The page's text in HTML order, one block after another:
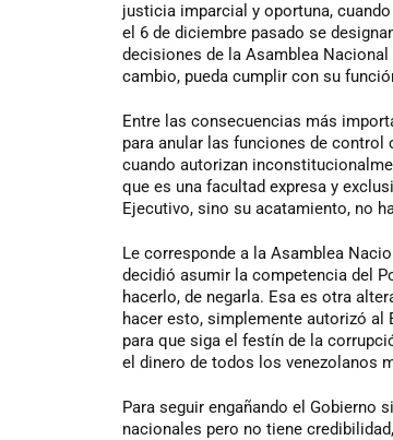
justicia imparcial y oportuna,
el 6 de diciembre pasado se
decisiones de la Asamblea
cambio, pueda cumplir con su
Entre las consecuencias más
para anular las funciones de
cuando autorizan
que es una facultad expresa y
Ejecutivo, sino su acatamiento, no
Le corresponde a la Asamblea
decidió asumir la competencia del
hacerlo, de negarla. Esa es otra
hacer esto, simplemente autorizó al
para que siga el festín de la
el dinero de todos los venezolanos
Para seguir engañando el Gobierno
nacionales pero no tiene